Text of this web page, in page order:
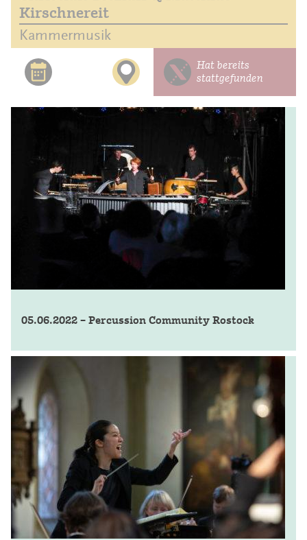
Kirschnereit
Kammermusik
Hat bereits
stattgefunden
05.06.2022 – Percussion Community Rostock